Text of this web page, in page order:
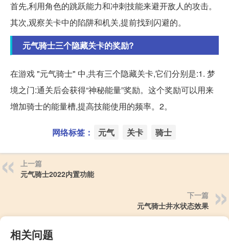
首先,利用角色的跳跃能力和冲刺技能来避开敌人的攻击。
其次,观察关卡中的陷阱和机关,提前找到闪避的。
元气骑士三个隐藏关卡的奖励?
在游戏 "元气骑士" 中,共有三个隐藏关卡,它们分别是:1. 梦
境之门:通关后会获得“神秘能量”奖励。这个奖励可以用来
增加骑士的能量槽,提高技能使用的频率。2。
网络标签： 元气 关卡 骑士
上一篇
元气骑士2022内置功能
下一篇
元气骑士井水状态效果
相关问题